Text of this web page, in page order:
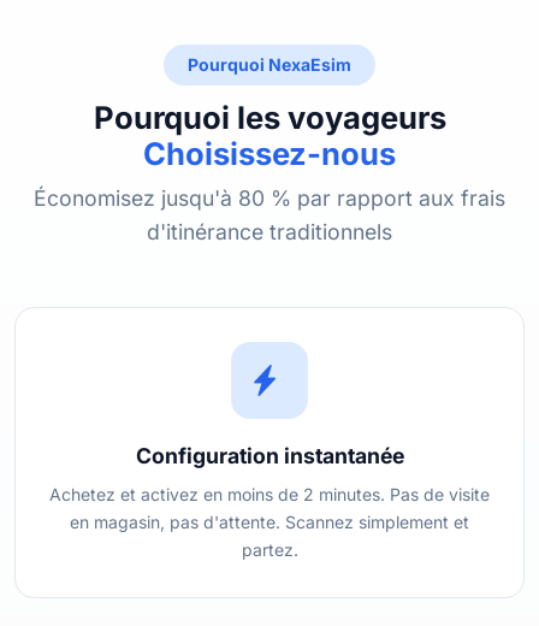
Pourquoi NexaEsim
Pourquoi les voyageurs
Choisissez-nous
Économisez jusqu'à 80 % par rapport aux frais
d'itinérance traditionnels
Configuration instantanée
Achetez et activez en moins de 2 minutes. Pas de visite
en magasin, pas d'attente. Scannez simplement et
partez.